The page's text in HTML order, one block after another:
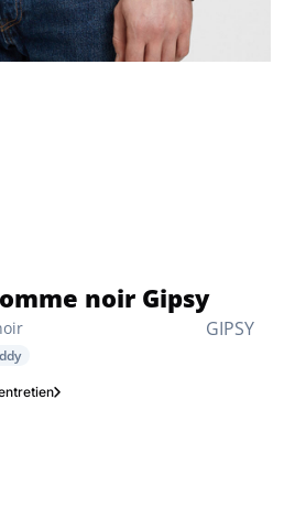
GIPSY
noir Gipsy